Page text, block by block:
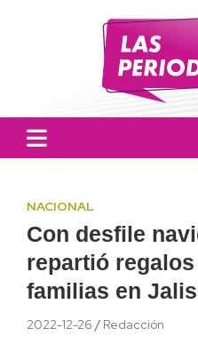
Las
informado a la población.
NACIONAL
Con desfile
repartió
familias en
2022-12-26 Redacción